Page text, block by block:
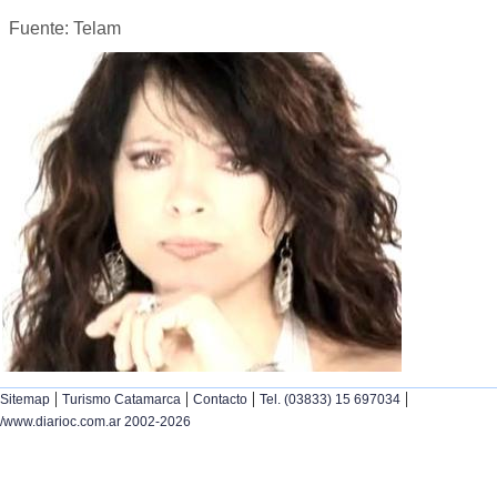
Fuente: Telam
Sitemap | Turismo Catamarca | Contacto | Tel. (03833) 15 697034 |
/www.diarioc.com.ar 2002-2026